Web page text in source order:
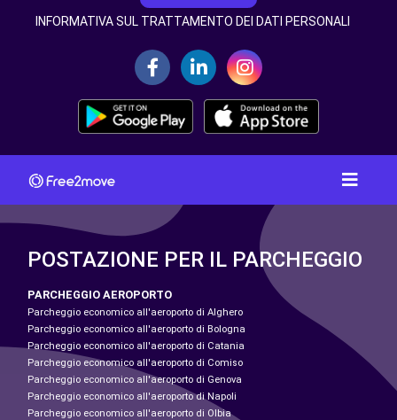
INFORMATIVA SUL TRATTAMENTO DEI DATI PERSONALI
POSTAZIONE PER IL PARCHEGGIO
PARCHEGGIO AEROPORTO
Parcheggio economico all'aeroporto di Alghero
Parcheggio economico all'aeroporto di Bologna
Parcheggio economico all'aeroporto di Catania
Parcheggio economico all'aeroporto di Comiso
Parcheggio economico all'aeroporto di Genova
Parcheggio economico all'aeroporto di Napoli
Parcheggio economico all'aeroporto di Olbia